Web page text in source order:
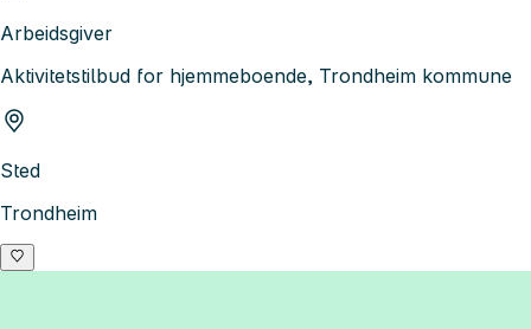
Arbeidsgiver
Aktivitetstilbud for hjemmeboende, Trondheim kommune
Sted
Trondheim